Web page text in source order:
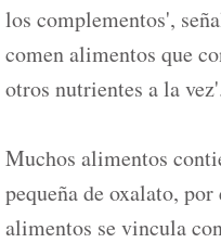
los complementos',
comen alimentos que
otros nutrientes a la
Muchos alimentos
pequeña de oxalato,
alimentos se vincula